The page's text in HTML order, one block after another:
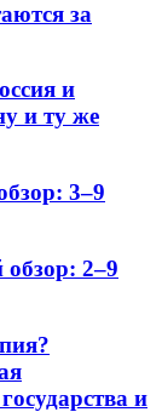
за
и
и ту же
3–9
2–9
и